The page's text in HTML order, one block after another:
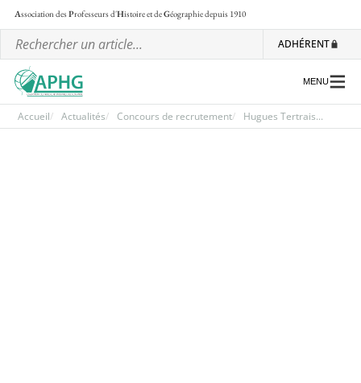
Association desProfesseurs d'Histoire et deGéographiedepuis 1910
ADHÉRENT
MENU
Accueil Actualités Concours de recrutement Hugues Tertrais...